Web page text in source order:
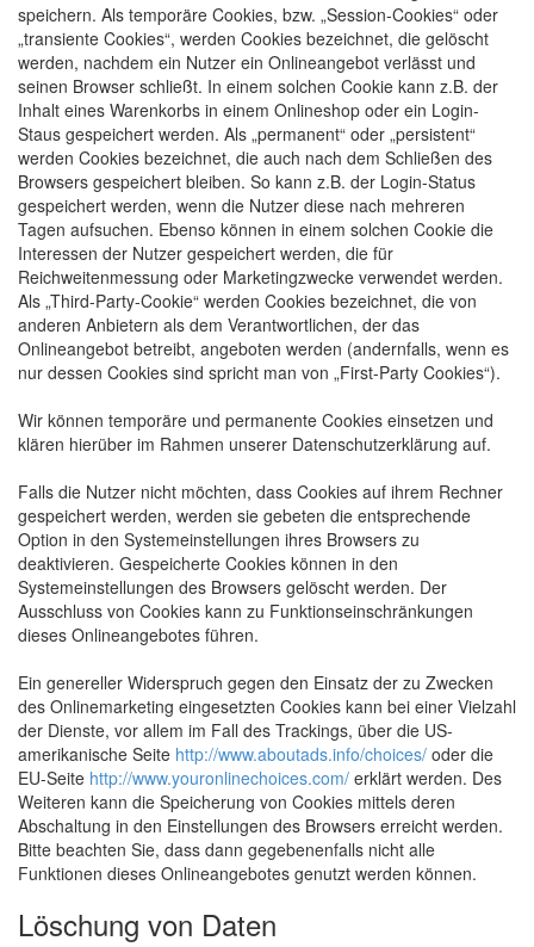
speichern. Als temporäre Cookies, bzw. „Session-Cookies“ oder
„transiente Cookies“, werden Cookies bezeichnet, die gelöscht
werden, nachdem ein Nutzer ein Onlineangebot verlässt und
seinen Browser schließt. In einem solchen Cookie kann z.B. der
Inhalt eines Warenkorbs in einem Onlineshop oder ein Login-
Staus gespeichert werden. Als „permanent“ oder „persistent“
werden Cookies bezeichnet, die auch nach dem Schließen des
Browsers gespeichert bleiben. So kann z.B. der Login-Status
gespeichert werden, wenn die Nutzer diese nach mehreren
Tagen aufsuchen. Ebenso können in einem solchen Cookie die
Interessen der Nutzer gespeichert werden, die für
Reichweitenmessung oder Marketingzwecke verwendet werden.
Als „Third-Party-Cookie“ werden Cookies bezeichnet, die von
anderen Anbietern als dem Verantwortlichen, der das
Onlineangebot betreibt, angeboten werden (andernfalls, wenn es
nur dessen Cookies sind spricht man von „First-Party Cookies“).
Wir können temporäre und permanente Cookies einsetzen und
klären hierüber im Rahmen unserer Datenschutzerklärung auf.
Falls die Nutzer nicht möchten, dass Cookies auf ihrem Rechner
gespeichert werden, werden sie gebeten die entsprechende
Option in den Systemeinstellungen ihres Browsers zu
deaktivieren. Gespeicherte Cookies können in den
Systemeinstellungen des Browsers gelöscht werden. Der
Ausschluss von Cookies kann zu Funktionseinschränkungen
dieses Onlineangebotes führen.
Ein genereller Widerspruch gegen den Einsatz der zu Zwecken
des Onlinemarketing eingesetzten Cookies kann bei einer Vielzahl
der Dienste, vor allem im Fall des Trackings, über die US-
amerikanische Seite http://www.aboutads.info/choices/ oder die
EU-Seite http://www.youronlinechoices.com/ erklärt werden. Des
Weiteren kann die Speicherung von Cookies mittels deren
Abschaltung in den Einstellungen des Browsers erreicht werden.
Bitte beachten Sie, dass dann gegebenenfalls nicht alle
Funktionen dieses Onlineangebotes genutzt werden können.
Löschung von Daten